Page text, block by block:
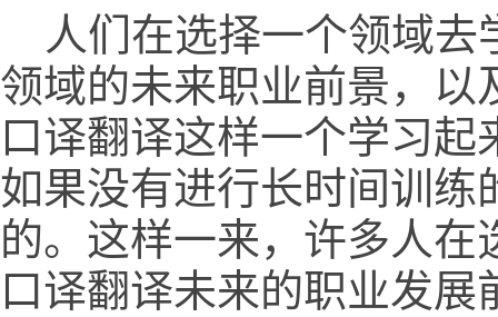
人们在选择一个领域去
领域的未来职业前景，以
口译翻译这样一个学习
如果没有进行长时间训练
的。这样一来，许多人
口译翻译未来的职业发